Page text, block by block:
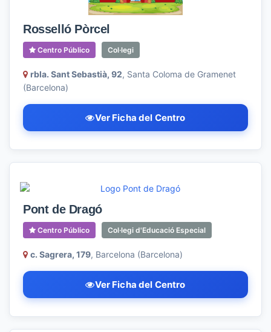
Rosselló Pòrcel
Centro Público Col·legi
rbla. Sant Sebastià, 92, Santa Coloma de Gramenet
(Barcelona)
Ver Ficha del Centro
Pont de Dragó
Centro Público Col·legi d'Educació Especial
c. Sagrera, 179, Barcelona (Barcelona)
Ver Ficha del Centro